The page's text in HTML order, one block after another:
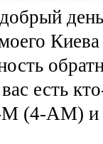
есть
(4-AM) и